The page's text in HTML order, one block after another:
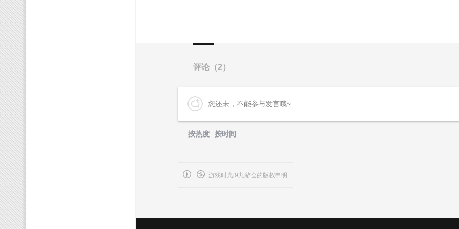
评论（2）
您还未，不能参与发言哦~
按热度 按时间
游戏时光j9九游会的版权申明